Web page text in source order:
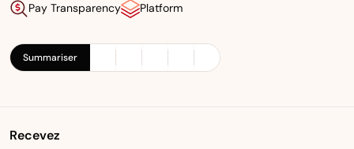
Pay Transparency Platform
Summariser
Recevez